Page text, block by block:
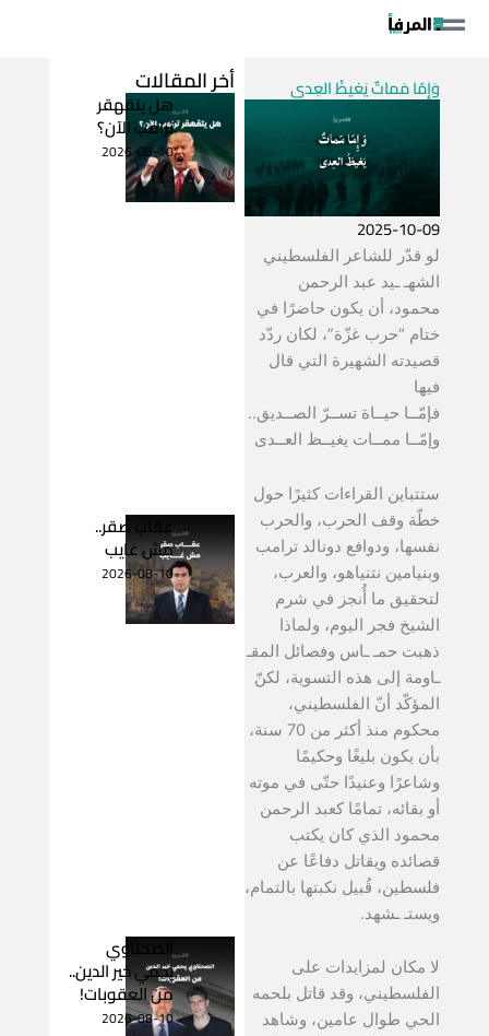
وَإِمّا مَماتٌ يَغيظُ العِدى
2025-10-09
لو قدّر للشاعر الفلسطيني
الشهـ ـيد عبد الرحمن
محمود، أن يكون حاضرًا في
ختام “حرب غزّة”، لكان ردّد
قصيدته الشهيرة التي قال
فيها
فإمّــا حيــاة تســرّ الصــديق..
وإمّــا ممــات يغيــظ العــدى
ستتباين القراءات كثيرًا حول
خطّة وقف الحرب، والحرب
نفسها، ودوافع دونالد ترامب
وبنيامين نتنياهو، والعرب،
لتحقيق ما أُنجز في شرم
الشيخ فجر اليوم، ولماذا
ذهبت حمـ ـاس وفصائل المقـ
ـاومة إلى هذه التسوية، لكنّ
المؤكّد أنّ الفلسطيني،
محكوم منذ أكثر من 70 سنة،
بأن يكون بليغًا وحكيمًا
وشاعرًا وعنيدًا حتّى في موته
أو بقائه، تمامًا كعبد الرحمن
محمود الذي كان يكتب
قصائده ويقاتل دفاعًا عن
فلسطين، قُبيل نكبتها بالتمام،
ويستـ ـشهد.
لا مكان لمزايدات على
الفلسطيني، وقد قاتل بلحمه
الحي طوال عامين، وشاهد
أخر المقالات
هل يتقهقر
ترامب الآن؟
2026-08-10
عقاب صقر..
مش غايب
2026-08-10
الصحناوي
يحمي خير الدين..
من العقوبات!
2026-08-10